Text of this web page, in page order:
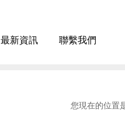
最新資訊 聯繫我們
您現在的位置